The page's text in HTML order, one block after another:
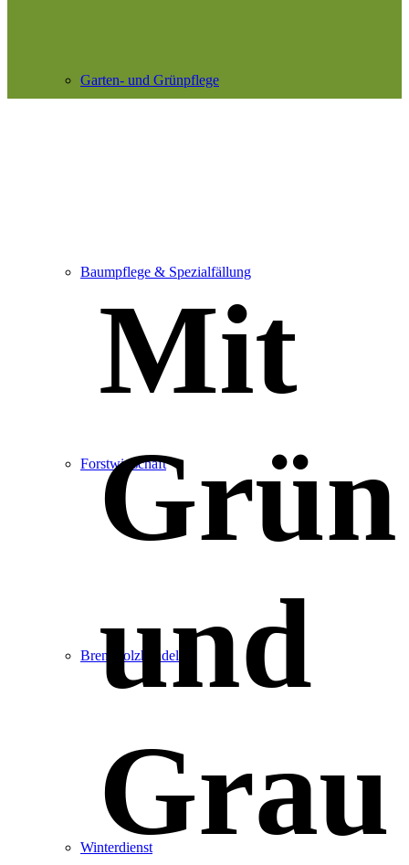
Garten- und Grünpflege
Baumpflege & Spezialfällung
Forstwirtschaft
Brennholzhandel
Winterdienst
Mit
Grün
und
Grau